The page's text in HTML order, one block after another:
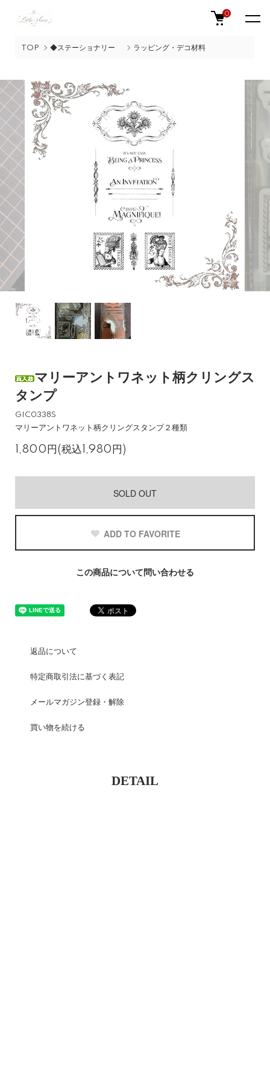
0
TOP ◆ステーショナリー ラッピング・デコ材料
マリーアントワネット柄クリングス
タンプ
GIC0338S
マリーアントワネット柄クリングスタンプ２種類
1,800円(税込1,980円)
SOLD OUT
ADD TO FAVORITE
この商品について問い合わせる
返品について
特定商取引法に基づく表記
メールマガジン登録・解除
買い物を続ける
DETAIL